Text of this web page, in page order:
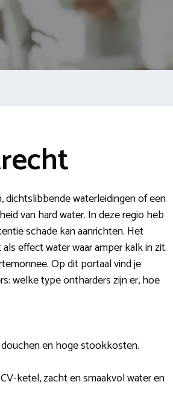
dichtslibbende waterleidingen of een
van hard water. In deze regio heb
schade kan aanrichten. Het
effect water waar amper kalk in zit.
Op dit portaal vind je
welke type ontharders zijn er, hoe
en hoge stookkosten.
ketel, zacht en smaakvol water en